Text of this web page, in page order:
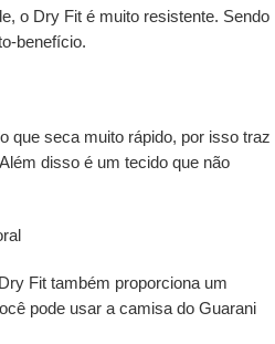
o Dry Fit é muito resistente. Sendo
benefício.
que seca muito rápido, por isso traz
disso é um tecido que não
Fit também proporciona um
pode usar a camisa do Guarani